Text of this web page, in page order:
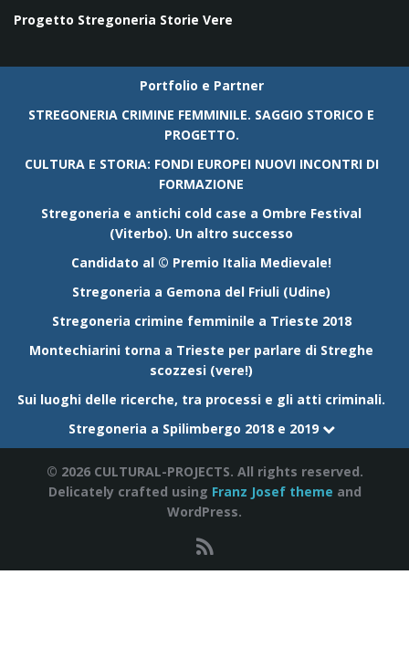
Progetto Stregoneria Storie Vere
Portfolio e Partner
STREGONERIA CRIMINE FEMMINILE. SAGGIO STORICO E
PROGETTO.
CULTURA E STORIA: FONDI EUROPEI NUOVI INCONTRI DI
FORMAZIONE
Stregoneria e antichi cold case a Ombre Festival
(Viterbo). Un altro successo
Candidato al © Premio Italia Medievale!
Stregoneria a Gemona del Friuli (Udine)
Stregoneria crimine femminile a Trieste 2018
Montechiarini torna a Trieste per parlare di Streghe
scozzesi (vere!)
Sui luoghi delle ricerche, tra processi e gli atti criminali.
Stregoneria a Spilimbergo 2018 e 2019
© 2026 CULTURAL-PROJECTS. All rights reserved.
Delicately crafted using Franz Josef theme and
WordPress.